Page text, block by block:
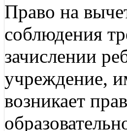
Право на
соблюдения
зачислении
учреждение,
возникает